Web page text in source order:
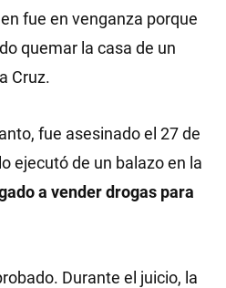
fue en venganza porque
quemar la casa de un
Cruz.
fue asesinado el 27 de
ejecutó de un balazo en la
a vender drogas para
Durante el juicio, la